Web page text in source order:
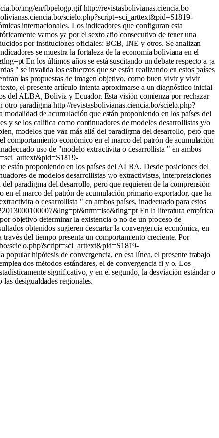
img/en/fbpelogp.gif http://revistasbolivianas.ciencia.bo
scielo.php?script=sci_arttext&pid=S1819-
internacionales. Los indicadores que configuran esta
vamos ya por el sexto año consecutivo de tener una
por instituciones oficiales: BCB, INE y otros. Se analizan
se muestra la fortaleza de la economía boliviana en el
En los últimos años se está suscitando un debate respecto a ¡a
" se invalida los esfuerzos que se están realizando en estos países
las propuestas de imagen objetivo, como buen vivir y vivir
el presente artículo intenta aproximarse a un diagnóstico inicial
del ALBA, Bolivia y Ecuador. Esta visión comienza por rechazar
otro paradigma http://revistasbolivianas.ciencia.bo/scielo.php?
modalidad de acumulación que están proponiendo en los países del
y se los califica como continuadores de modelos desarrollistas y/o
modelos que van más allá del paradigma del desarrollo, pero que
comportamiento económico en el marco del patrón de acumulación
uso de "modelo extractivita o desarrollista " en ambos
están proponiendo en los países del ALBA. Desde posiciones del
de modelos desarrollistas y/o extractivistas, interpretaciones
paradigma del desarrollo, pero que requieren de la comprensión
el marco del patrón de acumulación primario exportador, que ha
o desarrollista " en ambos países, inadecuado para estos
En la literatura empírica
objetivo determinar la existencia o no de un proceso de
obtenidos sugieren descartar la convergencia económica, en
del tiempo presenta un comportamiento creciente. Por
scielo.php?script=sci_arttext&pid=S1819-
hipótesis de convergencia, en esa línea, el presente trabajo
dos métodos estándares, el de convergencia fi y o. Los
significativo, y en el segundo, la desviación estándar o
desigualdades regionales.